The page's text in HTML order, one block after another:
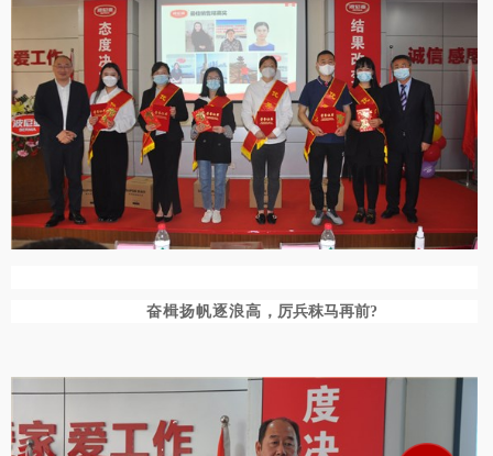
奋楫扬帆逐浪高 ，厉兵秣马再前?